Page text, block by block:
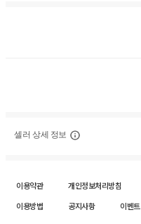
셀러 상세 정보
이용약관 개인정보처리방침
이용방법
공지사항 이벤트